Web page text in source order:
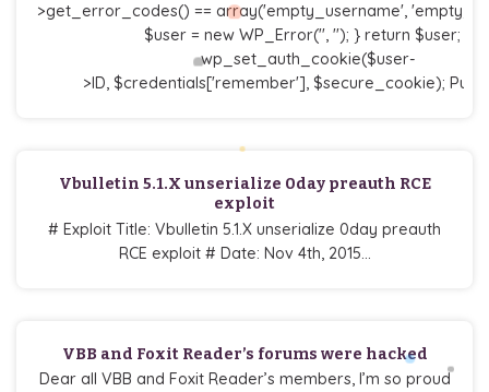
>get_error_codes() == array('empty_username',
$user = new WP_Error('', ''); } return $user; }
wp_set_auth_cookie($user-
>ID, $credentials['remember'], $secure_cookie); Put
Vbulletin 5.1.X unserialize 0day preauth RCE
exploit
# Exploit Title: Vbulletin 5.1.X unserialize 0day preauth
RCE exploit # Date: Nov 4th, 2015...
VBB and Foxit Reader’s forums were hacked
Dear all VBB and Foxit Reader’s members, I’m so proud